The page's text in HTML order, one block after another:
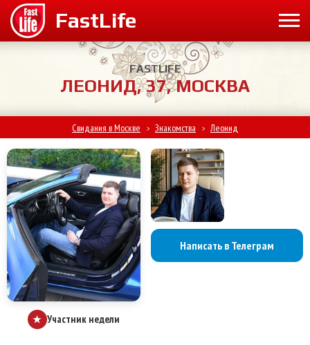
FASTLIFE
ЛЕОНИД, 37, МОСКВА
Свидания в Москве > Знакомства > Леонид
★ Участник недели
Написать в Телеграм